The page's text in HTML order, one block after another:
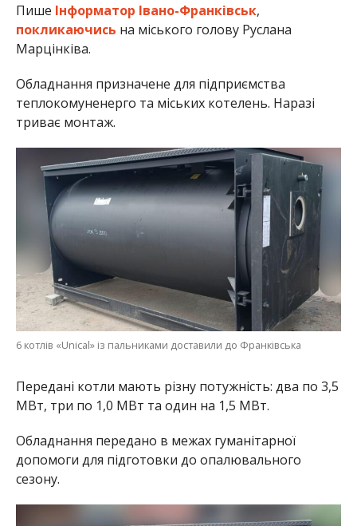
Пише Інформатор Івано-Франківськ,
покликаючись на міського голову Руслана
Марцінківа.
Обладнання призначене для підприємства
теплокомуненерго та міських котелень. Наразі
триває монтаж.
6 котлів «Unical» із пальниками доставили до Франківська
Передані котли мають різну потужність: два по 3,5
МВт, три по 1,0 МВт та один на 1,5 МВт.
Обладнання передано в межах гуманітарної
допомоги для підготовки до опалювального
сезону.